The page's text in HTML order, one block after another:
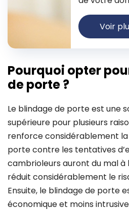
Voir
Pourquoi opter
de porte ?
Le blindage de porte est une
supérieure pour plusieurs
renforce considérablement
porte contre les tentatives
cambrioleurs auront du mal à
réduit considérablement le
Ensuite, le blindage de porte
économique et moins